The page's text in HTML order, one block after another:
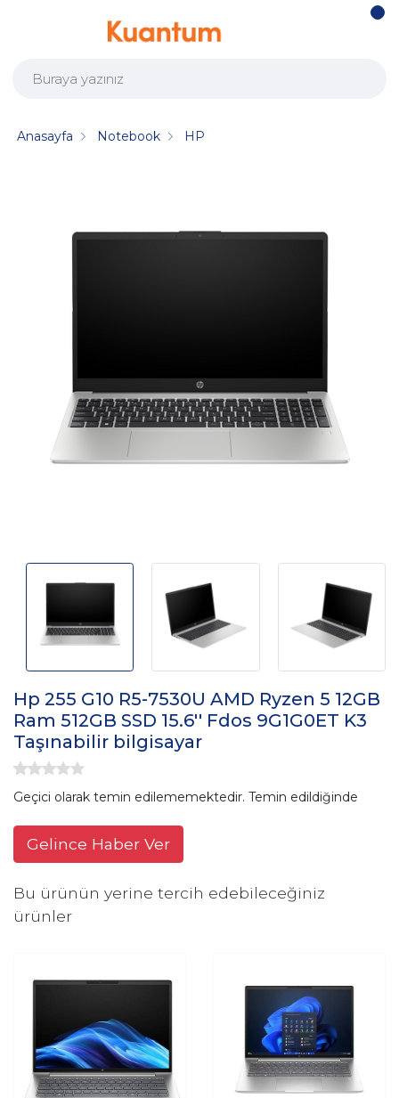
Anasayfa Notebook HP
Hp 255 G10 R5-7530U AMD Ryzen 5 12GB
Ram 512GB SSD 15.6'' Fdos 9G1G0ET K3
Taşınabilir bilgisayar
Geçici olarak temin edilememektedir. Temin edildiğinde
Gelince Haber Ver
Bu ürünün yerine tercih edebileceğiniz
ürünler